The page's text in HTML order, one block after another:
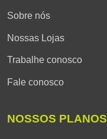
Sobre nós
Nossas Lojas
Trabalhe conosco
Fale conosco
NOSSOS PLANOS